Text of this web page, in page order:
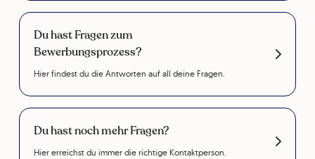
Du hast Fragen zum
Bewerbungsprozess?
Hier findest du die Antworten auf all deine Fragen.
Du hast noch mehr Fragen?
Hier erreichst du immer die richtige Kontaktperson.